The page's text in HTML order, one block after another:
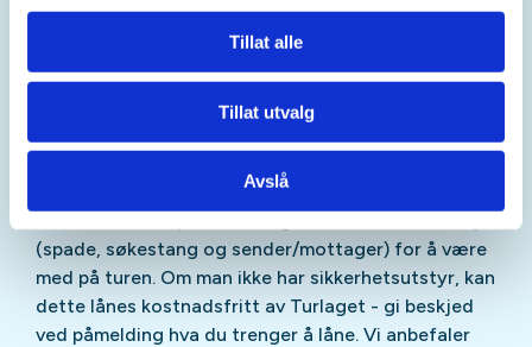
Tillat alle
Tillat utvalg
Avslå
Kompetansekrav til deltakere:Dette er en tur hvor
mye erfaring med toppturer ikke er påkrevd, men du
Deltagere må ha toppturutstyr (telemark,
(spade, søkestang og sender/mottager) for å være
med på turen. Om man ikke har sikkerhetsutstyr, kan
dette lånes kostnadsfritt av Turlaget - gi beskjed
ved påmelding hva du trenger å låne. Vi anbefaler